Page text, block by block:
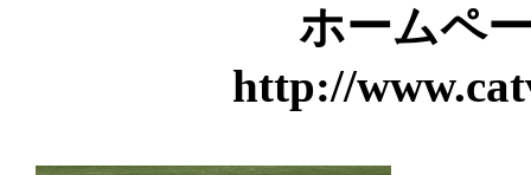
ホームペ
http://